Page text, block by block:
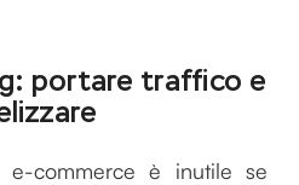
portare traffico e
commerce è inutile se